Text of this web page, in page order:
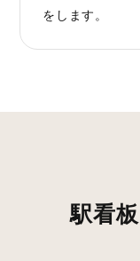
をします。
駅看